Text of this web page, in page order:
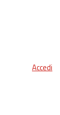
Accedi